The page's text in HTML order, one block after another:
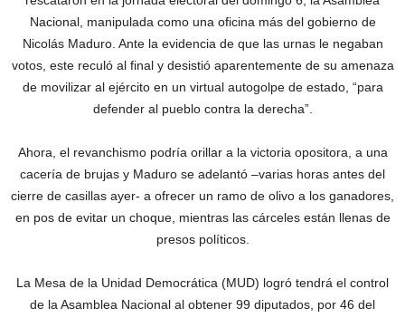
Nacional, manipulada como una oficina más del gobierno de
Nicolás Maduro. Ante la evidencia de que las urnas le negaban
votos, este reculó al final y desistió aparentemente de su amenaza
de movilizar al ejército en un virtual autogolpe de estado, “para
defender al pueblo contra la derecha”.
Ahora, el revanchismo podría orillar a la victoria opositora, a una
cacería de brujas y Maduro se adelantó –varias horas antes del
cierre de casillas ayer- a ofrecer un ramo de olivo a los ganadores,
en pos de evitar un choque, mientras las cárceles están llenas de
presos políticos.
La Mesa de la Unidad Democrática (MUD) logró tendrá el control
de la Asamblea Nacional al obtener 99 diputados, por 46 del